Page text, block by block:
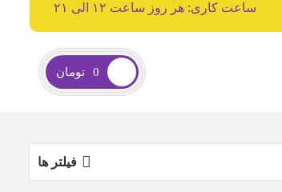
ساعت کاری: هر روز ساعت ۱۲ الی ۲۱
0 تومان
فیلتر ها